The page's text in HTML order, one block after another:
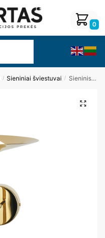
0
/ Sieniniai šviestuvai / Sieninis šviestuvas HANA W0304